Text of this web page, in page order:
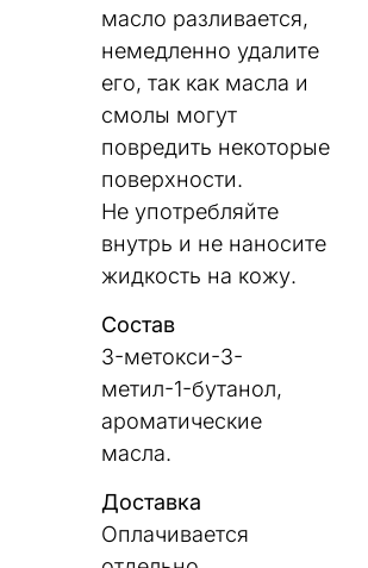
масло разливается,
немедленно удалите
его, так как масла и
смолы могут
повредить некоторые
поверхности.
Не употребляйте
внутрь и не наносите
жидкость на кожу.
Состав
3-метокси-3-
метил-1-бутанол,
ароматические
масла.
Доставка
Оплачивается